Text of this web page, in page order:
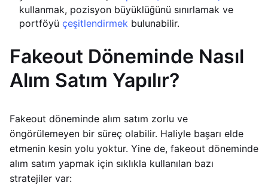
kullanmak, pozisyon büyüklüğünü sınırlamak ve
portföyü çeşitlendirmek bulunabilir.
Fakeout Döneminde Nasıl
Alım Satım Yapılır?
Fakeout döneminde alım satım zorlu ve
öngörülemeyen bir süreç olabilir. Haliyle başarı elde
etmenin kesin yolu yoktur. Yine de, fakeout döneminde
alım satım yapmak için sıklıkla kullanılan bazı
stratejiler var: